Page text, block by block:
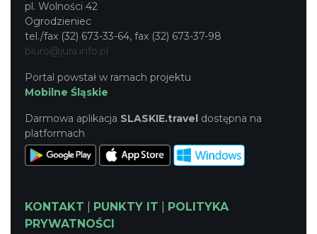
pl. Wolności 42
Ogrodzieniec
tel./fax (32) 673-33-64, fax (32) 673-37-98
biuro@jura.info.pl
Portal powstał w ramach projektu
Mobilne Śląskie
Darmowa aplikacja SLASKIE.travel dostępna na
platformach
KONTAKT PUNKTY IT
POLITYKA
PRYWATNOŚCI